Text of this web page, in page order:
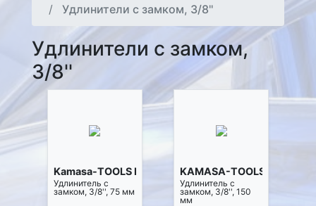
Удлинители с замком, 3/8''
Удлинители с замком,
3/8''
Kamasa-TOOLS K4092
Удлинитель с
замком, 3/8'', 75 мм
KAMASA-TOOLS K4093
Удлинитель с
замком, 3/8'', 150
мм